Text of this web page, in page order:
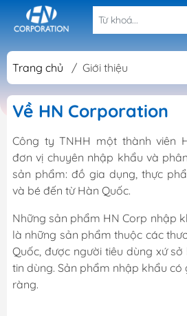
Trang chủ / Giới thiệu
Về HN Corporation
Công ty TNHH một thành viên
đơn vị chuyên nhập khẩu và
sản phẩm: đồ gia dụng, thực
và bé đến từ Hàn Quốc.
Những sản phẩm HN Corp nhập
là những sản phẩm thuộc các
Quốc, được người tiêu dùng xứ
tin dùng. Sản phẩm nhập khẩu
ràng.